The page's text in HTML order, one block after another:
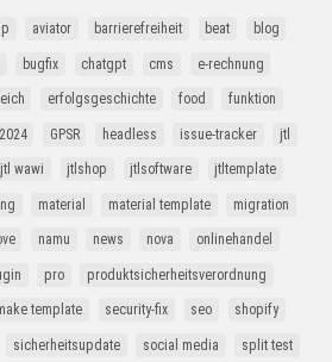
aviator barrierefreiheit beat blog
bugfix chatgpt cms e-rechnung
erfolgsgeschichte food funktion
GPSR headless issue-tracker jtl
jtl wawi jtlshop jtlsoftware jtltemplate
material material template migration
namu news nova onlinehandel
pro produktsicherheitsverordnung
template security-fix seo shopify
sicherheitsupdate social media split test